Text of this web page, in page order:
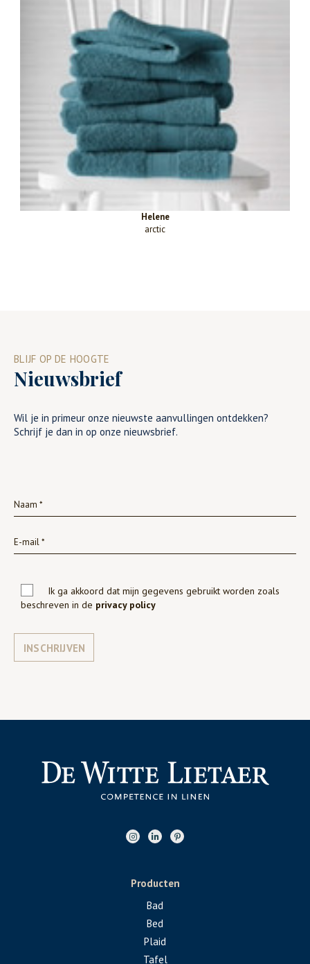
Helene
arctic
BLIJF OP DE HOOGTE
Nieuwsbrief
Wil je in primeur onze nieuwste aanvullingen ontdekken?
Schrijf je dan in op onze nieuwsbrief.
Ik ga akkoord dat mijn gegevens gebruikt worden zoals
beschreven in de privacy policy
INSCHRIJVEN
Producten
Bad
Bed
Plaid
Tafel